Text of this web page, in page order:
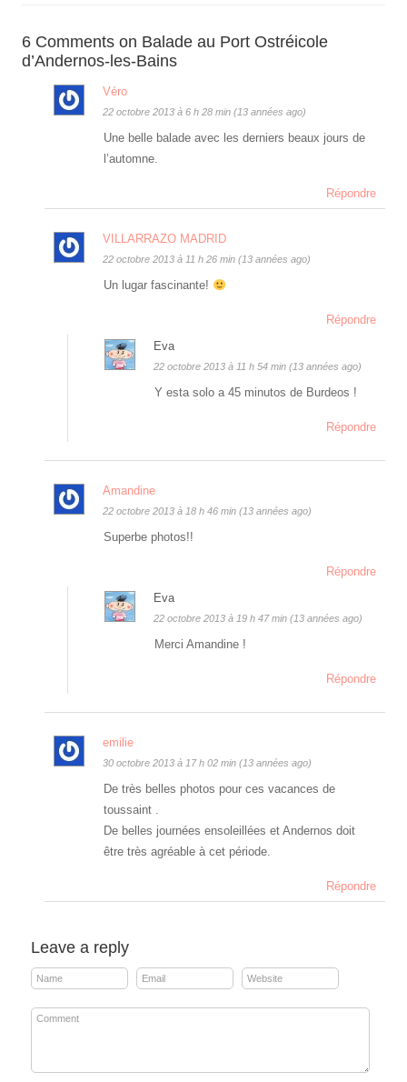
6 Comments on Balade au Port Ostréicole
d’Andernos-les-Bains
Véro
22 octobre 2013 à 6 h 28 min (13 années ago)
Une belle balade avec les derniers beaux jours de
l’automne.
Répondre
VILLARRAZO MADRID
22 octobre 2013 à 11 h 26 min (13 années ago)
Un lugar fascinante!
Répondre
Eva
22 octobre 2013 à 11 h 54 min (13 années ago)
Y esta solo a 45 minutos de Burdeos !
Répondre
Amandine
22 octobre 2013 à 18 h 46 min (13 années ago)
Superbe photos!!
Répondre
Eva
22 octobre 2013 à 19 h 47 min (13 années ago)
Merci Amandine !
Répondre
emilie
30 octobre 2013 à 17 h 02 min (13 années ago)
De très belles photos pour ces vacances de
toussaint .
De belles journées ensoleillées et Andernos doit
être très agréable à cet période.
Répondre
Leave a reply